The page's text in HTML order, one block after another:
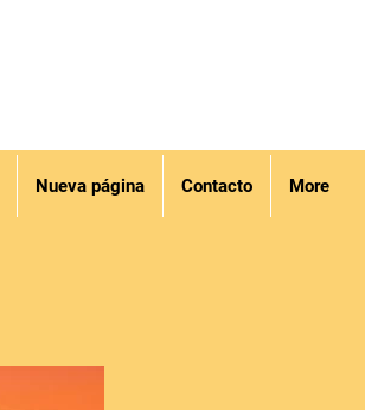
Nueva página Contacto More